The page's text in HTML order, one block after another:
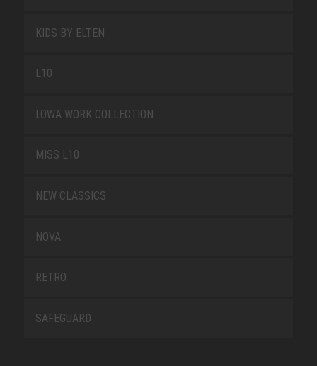
KIDS BY ELTEN
L10
LOWA WORK COLLECTION
MISS L10
NEW CLASSICS
NOVA
RETRO
SAFEGUARD